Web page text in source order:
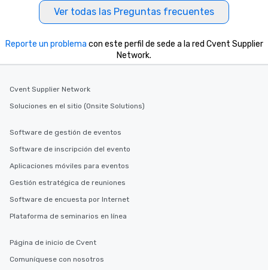
Ver todas las Preguntas frecuentes
Reporte un problema con este perfil de sede a la red Cvent Supplier
Network.
Cvent Supplier Network
Soluciones en el sitio (Onsite Solutions)
Software de gestión de eventos
Software de inscripción del evento
Aplicaciones móviles para eventos
Gestión estratégica de reuniones
Software de encuesta por Internet
Plataforma de seminarios en línea
Página de inicio de Cvent
Comuníquese con nosotros